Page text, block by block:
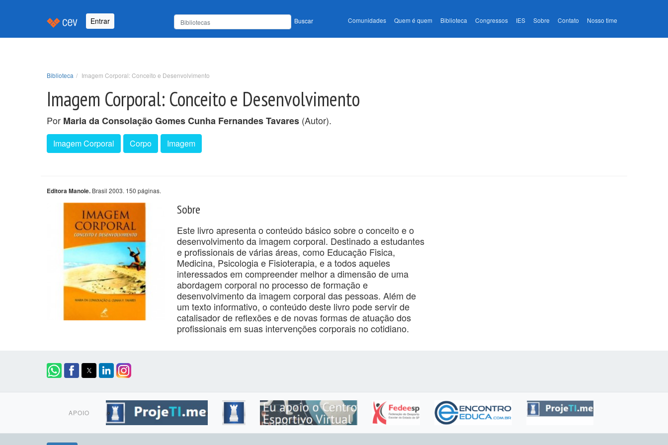
Entrar Buscar Comunidades Quem é quem Biblioteca Congressos IES Sobre Contato Nosso time
Biblioteca Imagem Corporal: Conceito e Desenvolvimento
Imagem Corporal: Conceito e Desenvolvimento
Por Maria da Consolação Gomes Cunha Fernandes Tavares (Autor).
Imagem Corporal Corpo Imagem
Editora Manole. Brasil 2003. 150 páginas.
Sobre
Este livro apresenta o conteúdo básico sobre o conceito e o
desenvolvimento da imagem corporal. Destinado a estudantes
e profissionais de várias áreas, como Educação Fisica,
Medicina, Psicologia e Fisioterapia, e a todos aqueles
interessados em compreender melhor a dimensão de uma
abordagem corporal no processo de formação e
desenvolvimento da imagem corporal das pessoas. Além de
um texto informativo, o conteúdo deste livro pode servir de
catalisador de reflexões e de novas formas de atuação dos
profissionais em suas intervenções corporais no cotidiano.
APOIO